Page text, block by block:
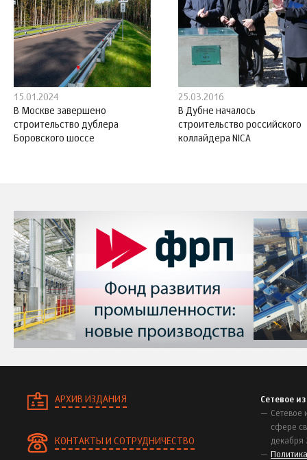
15.01.2024
В Москве завершено
строительство дублера
Боровского шоссе
25.03.2016
В Дубне началось
строительство российского
коллайдера NICA
АРХИВ ИЗДАНИЯ
КОНТАКТЫ И СОТРУДНИЧЕСТВО
Сетевое
Сетевое
сфере
декабря